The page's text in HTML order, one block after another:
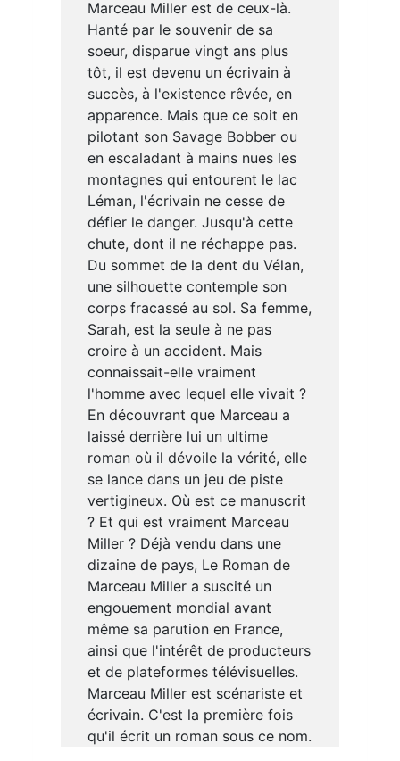
Marceau Miller est de ceux-là.
Hanté par le souvenir de sa
soeur, disparue vingt ans plus
tôt, il est devenu un écrivain à
succès, à l'existence rêvée, en
apparence. Mais que ce soit en
pilotant son Savage Bobber ou
en escaladant à mains nues les
montagnes qui entourent le lac
Léman, l'écrivain ne cesse de
défier le danger. Jusqu'à cette
chute, dont il ne réchappe pas.
Du sommet de la dent du Vélan,
une silhouette contemple son
corps fracassé au sol. Sa femme,
Sarah, est la seule à ne pas
croire à un accident. Mais
connaissait-elle vraiment
l'homme avec lequel elle vivait ?
En découvrant que Marceau a
laissé derrière lui un ultime
roman où il dévoile la vérité, elle
se lance dans un jeu de piste
vertigineux. Où est ce manuscrit
? Et qui est vraiment Marceau
Miller ? Déjà vendu dans une
dizaine de pays, Le Roman de
Marceau Miller a suscité un
engouement mondial avant
même sa parution en France,
ainsi que l'intérêt de producteurs
et de plateformes télévisuelles.
Marceau Miller est scénariste et
écrivain. C'est la première fois
qu'il écrit un roman sous ce nom.